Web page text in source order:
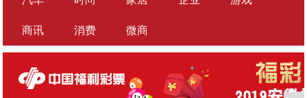
商讯 消费 微商